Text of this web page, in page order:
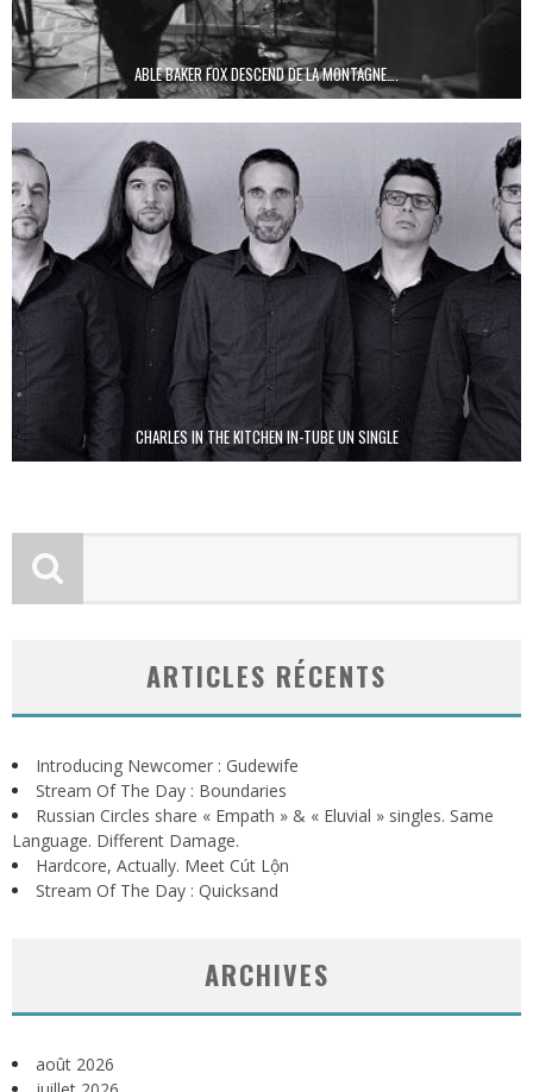
ABLE BAKER FOX DESCEND DE LA MONTAGNE….
CHARLES IN THE KITCHEN IN-TUBE UN SINGLE
ARTICLES RÉCENTS
Introducing Newcomer : Gudewife
Stream Of The Day : Boundaries
Russian Circles share « Empath » & « Eluvial » singles. Same
Language. Different Damage.
Hardcore, Actually. Meet Cút Lộn
Stream Of The Day : Quicksand
ARCHIVES
août 2026